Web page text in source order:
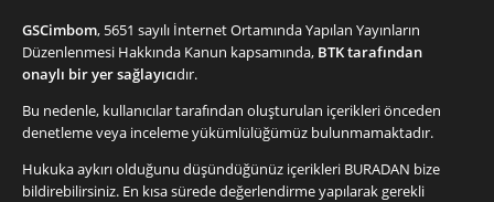
GSCimbom, 5651 sayılı İnternet Ortamında Yapılan Yayınların
Düzenlenmesi Hakkında Kanun kapsamında, BTK tarafından
onaylı bir yer sağlayıcıdır.
Bu nedenle, kullanıcılar tarafından oluşturulan içerikleri önceden
denetleme veya inceleme yükümlülüğümüz bulunmamaktadır.
Hukuka aykırı olduğunu düşündüğünüz içerikleri BURADAN bize
bildirebilirsiniz. En kısa sürede değerlendirme yapılarak gerekli